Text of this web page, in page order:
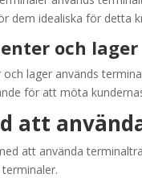
dem idealiska för detta
och lager
lager används
för att möta
att
att använda